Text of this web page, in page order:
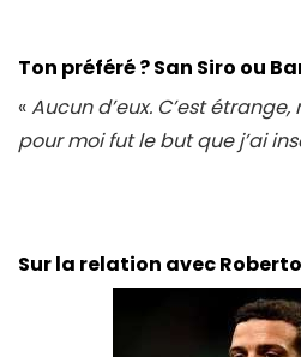
Ton préféré ? San Siro ou
«Aucun d’eux. C’est
pour moi fut le but que j’ai
Sur la relation avec